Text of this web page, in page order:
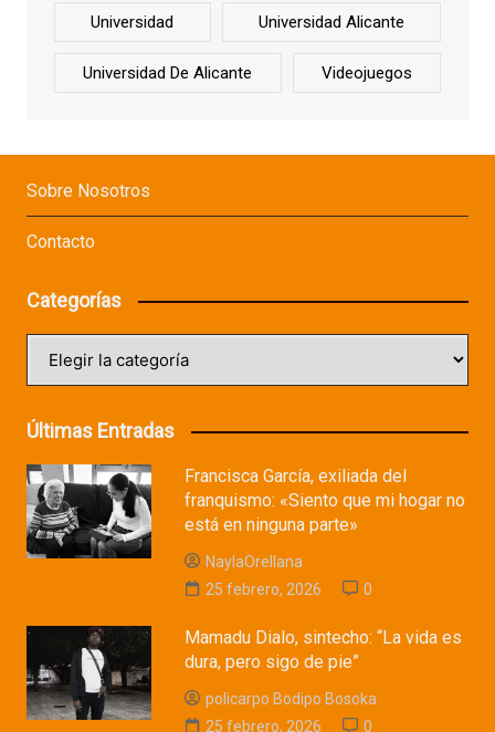
Universidad Universidad Alicante
Universidad De Alicante Videojuegos
Sobre Nosotros
Contacto
Categorías
Últimas Entradas
Francisca García, exiliada del
franquismo: «Siento que mi hogar no
está en ninguna parte»
NaylaOrellana
25 febrero, 2026
0
Mamadu Dialo, sintecho: “La vida es
dura, pero sigo de pie”
policarpo Bodipo Bosoka
25 febrero, 2026
0